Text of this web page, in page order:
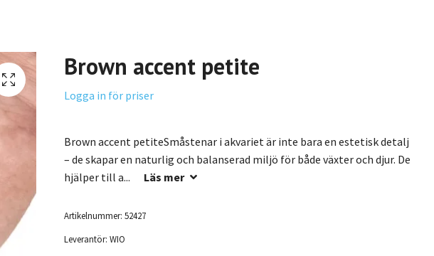
Brown accent petite
Logga in för priser
Brown accent petiteSmåstenar i akvariet är inte bara en estetisk detalj
– de skapar en naturlig och balanserad miljö för både växter och djur. De
hjälper till a...
Läs mer
Artikelnummer: 52427
Leverantör: WIO